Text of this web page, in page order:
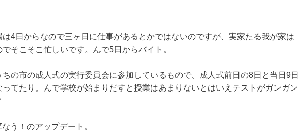
4日からなので三ヶ日に仕事があるとかではないのですが、実家たる我が家は
そこそこ忙しいです。んで5日からバイト。
の市の成人式の実行委員会に参加しているもので、成人式前日の8日と当日9日
てたり。んで学校が始まりだすと授業はあまりないとはいえテストがガンガン
う！のアップデート。